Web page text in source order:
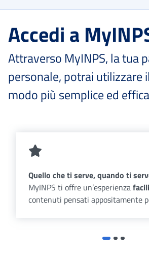
Accedi a
Attraverso MyINPS, la tua
personale, potrai utilizzare
modo più semplice ed
Quello che ti serve, quando ti
MyINPS ti offre un’esperienza
contenuti pensati appositamente